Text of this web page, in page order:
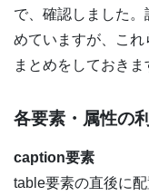
で、確認しました。
めていますが、こ
まとめをしておきま
各要素・属性の
caption要素
table要素の直後に